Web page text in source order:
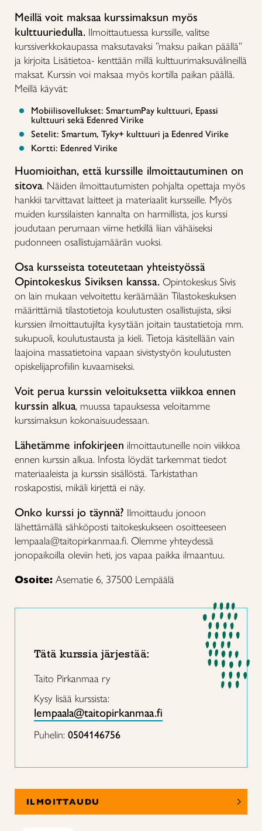
Meillä voit maksaa kurssimaksun myös
kulttuuriedulla. Ilmoittautuessa kurssille, valitse
kurssiverkkokaupassa maksutavaksi ”maksu paikan päällä”
ja kirjoita Lisätietoa- kenttään millä kulttuurimaksuvälineillä
maksat. Kurssin voi maksaa myös kortilla paikan päällä.
Meillä käyvät:
Mobiilisovellukset: SmartumPay kulttuuri, Epassi
kulttuuri sekä Edenred Virike
Setelit: Smartum, Tyky+ kulttuuri ja Edenred Virike
Kortti: Edenred Virike
Huomioithan, että kurssille ilmoittautuminen on
sitova. Näiden ilmoittautumisten pohjalta opettaja myös
hankkii tarvittavat laitteet ja materiaalit kursseille. Myös
muiden kurssilaisten kannalta on harmillista, jos kurssi
joudutaan perumaan viime hetkillä liian vähäiseksi
pudonneen osallistujamäärän vuoksi.
Osa kursseista toteutetaan yhteistyössä
Opintokeskus Siviksen kanssa. Opintokeskus Sivis
on lain mukaan velvoitettu keräämään Tilastokeskuksen
määrittämiä tilastotietoja koulutusten osallistujista, siksi
kurssien ilmoittautujilta kysytään joitain taustatietoja mm.
sukupuoli, koulutustausta ja kieli. Tietoja käsitellään vain
laajoina massatietoina vapaan sivistystyön koulutusten
opiskelijaprofiilin kuvaamiseksi.
Voit perua kurssin veloituksetta viikkoa ennen
kurssin alkua, muussa tapauksessa veloitamme
kurssimaksun kokonaisuudessaan.
Lähetämme infokirjeen ilmoittautuneille noin viikkoa
ennen kurssin alkua. Infosta löydät tarkemmat tiedot
materiaaleista ja kurssin sisällöstä. Tarkistathan
roskapostisi, mikäli kirjettä ei näy.
Onko kurssi jo täynnä? Ilmoittaudu jonoon
lähettämällä sähköposti taitokeskukseen osoitteeseen
lempaala@taitopirkanmaa.fi. Olemme yhteydessä
jonopaikoilla oleviin heti, jos vapaa paikka ilmaantuu.
Osoite: Asematie 6, 37500 Lempäälä
Tätä kurssia järjestää:
Taito Pirkanmaa ry
Kysy lisää kurssista:
lempaala@taitopirkanmaa.fi
Puhelin: 0504146756
ILMOITTAUDU